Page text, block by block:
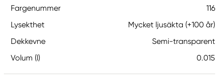
Fargenummer
116
Lysekthet
Mycket ljusäkta (+100 år)
Dekkevne
Semi-transparent
Volum (l)
0.015